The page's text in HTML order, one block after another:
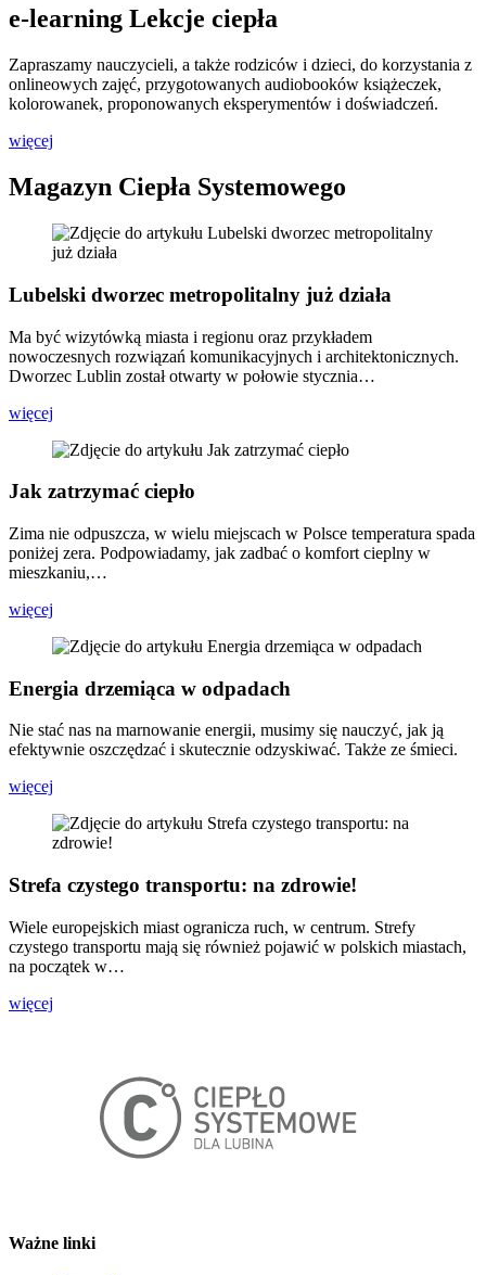
e-learning Lekcje ciepła
Zapraszamy nauczycieli, a także rodziców i dzieci, do korzystania z
onlineowych zajęć, przygotowanych audiobooków książeczek,
kolorowanek, proponowanych eksperymentów i doświadczeń.
więcej
Magazyn Ciepła Systemowego
Lubelski dworzec metropolitalny już działa
Ma być wizytówką miasta i regionu oraz przykładem
nowoczesnych rozwiązań komunikacyjnych i architektonicznych.
Dworzec Lublin został otwarty w połowie stycznia…
więcej
Jak zatrzymać ciepło
Zima nie odpuszcza, w wielu miejscach w Polsce temperatura spada
poniżej zera. Podpowiadamy, jak zadbać o komfort cieplny w
mieszkaniu,…
więcej
Energia drzemiąca w odpadach
Nie stać nas na marnowanie energii, musimy się nauczyć, jak ją
efektywnie oszczędzać i skutecznie odzyskiwać. Także ze śmieci.
więcej
Strefa czystego transportu: na zdrowie!
Wiele europejskich miast ogranicza ruch, w centrum. Strefy
czystego transportu mają się również pojawić w polskich miastach,
na początek w…
więcej
Ważne linki